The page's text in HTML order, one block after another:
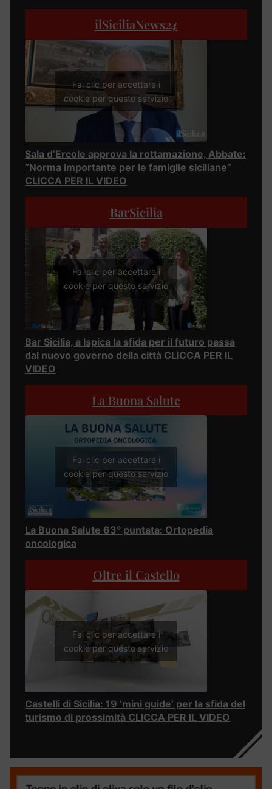
ilSiciliaNews24
Fai clic per accettare i
cookie per questo servizio
Sala d’Ercole approva la rottamazione, Abbate:
“Norma importante per le famiglie siciliane”
CLICCA PER IL VIDEO
BarSicilia
Fai clic per accettare i
cookie per questo servizio
Bar Sicilia, a Ispica la sfida per il futuro passa
dal nuovo governo della città CLICCA PER IL
VIDEO
La Buona Salute
Fai clic per accettare i
cookie per questo servizio
La Buona Salute 63° puntata: Ortopedia
oncologica
Oltre il Castello
Fai clic per accettare i
cookie per questo servizio
Castelli di Sicilia: 19 ‘mini guide’ per la sfida del
turismo di prossimità CLICCA PER IL VIDEO